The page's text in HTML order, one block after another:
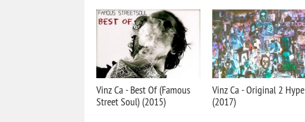
Vinz Ca - Best Of (Famous
Street Soul) (2015)
Vinz Ca - Original 2 Hype
(2017)